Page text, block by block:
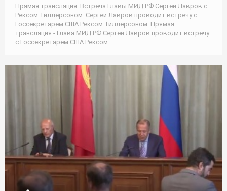
Прямая трансляция: Встреча Главы МИД РФ Сергей Лавров с
Рексом Тиллерсоном. Сергей Лавров проводит встречу с
Госсекретарем США Рексом Тиллерсоном. Прямая
трансляция - Глава МИД РФ Сергей Лавров проводит встречу
с Госсекретарем США Рексом